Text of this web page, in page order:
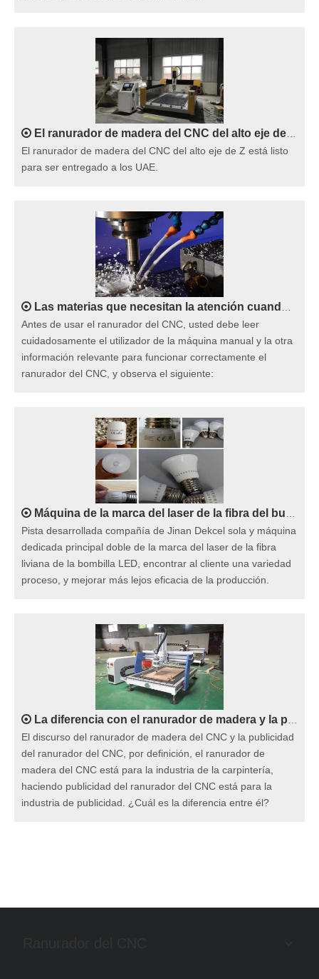
El ranurador de madera del CNC del alto eje de Z está listo para ser entregado a los UAE
El ranurador de madera del CNC del alto eje de Z está listo
para ser entregado a los UAE.
Las materias que necesitan la atención cuando uso del ranurador del CNC
Antes de usar el ranurador del CNC, usted debe leer
cuidadosamente el utilizador de la máquina manual y la otra
información relevante para funcionar correctamente el
ranurador del CNC, y observa el siguiente:
Máquina de la marca del laser de la fibra del bulbo del LED para iluminar los nuevos horizontes de la iluminación
Pista desarrollada compañía de Jinan Dekcel sola y máquina
dedicada principal doble de la marca del laser de la fibra
liviana de la bombilla LED, encontrar al cliente una variedad
proceso, y mejorar más lejos eficacia de la producción.
La diferencia con el ranurador de madera y la publicidad del CNC del ranurador del CNC
El discurso del ranurador de madera del CNC y la publicidad
del ranurador del CNC, por definición, el ranurador de
madera del CNC está para la industria de la carpintería,
haciendo publicidad del ranurador del CNC está para la
industria de publicidad. ¿Cuál es la diferencia entre él?